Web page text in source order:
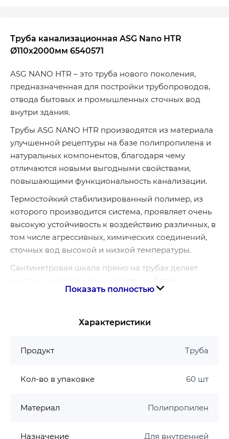
Труба канализационная ASG Nano HTR
Ø110х2000мм 6540571
ASG NANO HTR – это труба нового поколения,
предназначенная для постройки трубопроводов,
отвода бытовых и промышленных сточных вод
внутри здания.
Трубы ASG NANO HTR производятся из материала
улучшенной рецептуры на базе полипропилена и
натуральных компонентов, благодаря чему
отличаются новыми выгодными свойствами,
повышающими функциональность канализации.
Термостойкий стабилизированный полимер, из
которого производится система, проявляет очень
высокую устойчивость к воздействию различных, в
том числе агрессивных, химических соединений,
сточных вод высокой и низкой температуры.
Сантиметровая шкала прямо на трубах делает
Максимальная рабочая температура: +95 °С
Гарантия на канализационную трубу ASG
Гарантия 15 лет
Показать полностью
Характеристики
Продукт Труба
Кол-во в упаковке 60 шт
Материал Полипропилен
Назначение Для внутренней